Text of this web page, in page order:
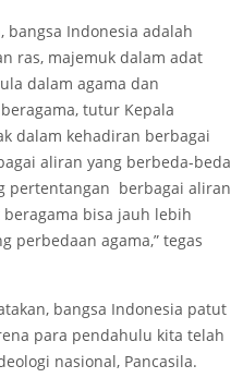
bangsa Indonesia adalah
ras, majemuk dalam adat
dalam agama dan
tutur Kepala
dalam kehadiran berbagai
aliran yang berbeda-beda
pertentangan berbagai aliran
bisa jauh lebih
perbedaan agama,” tegas
bangsa Indonesia patut
para pendahulu kita telah
nasional, Pancasila.